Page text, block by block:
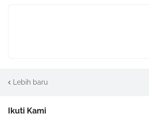
Lebih baru
Ikuti Kami